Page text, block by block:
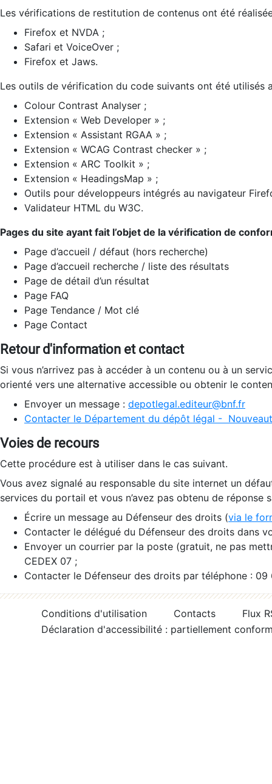
Les vérifications de restitution de contenus ont été
Firefox et NVDA ;
Safari et VoiceOver ;
Firefox et Jaws.
Les outils de vérification du code suivants ont été utilisés
Colour Contrast Analyser ;
Extension « Web Developer » ;
Extension « Assistant RGAA » ;
Extension « WCAG Contrast checker » ;
Extension « ARC Toolkit » ;
Extension « HeadingsMap » ;
Outils pour développeurs intégrés au navigateur
Validateur HTML du W3C.
Pages du site ayant fait l’objet de la vérification de
Page d’accueil / défaut (hors recherche)
Page d’accueil recherche / liste des résultats
Page de détail d’un résultat
Page FAQ
Page Tendance / Mot clé
Page Contact
Retour d'information et contact
Si vous n’arrivez pas à accéder à un contenu ou à un
orienté vers une alternative accessible ou obtenir le
Envoyer un message : depotlegal.editeur@bnf.fr
Contacter le Département du dépôt légal -
Voies de recours
Cette procédure est à utiliser dans le cas suivant.
Vous avez signalé au responsable du site internet un
services du portail et vous n’avez pas obtenu de réponse
Écrire un message au Défenseur des droits (via le
Contacter le délégué du Défenseur des droits dans
Envoyer un courrier par la poste (gratuit, ne pas
CEDEX 07 ;
Contacter le Défenseur des droits par téléphone :
Conditions d'utilisation Contacts
Flux
Déclaration d'accessibilité : partiellement